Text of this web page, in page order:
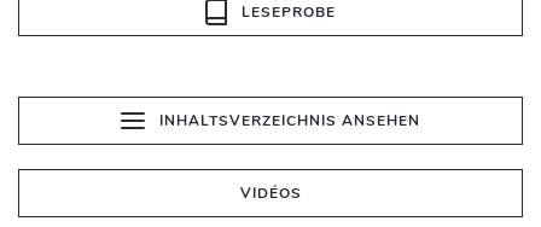
LESEPROBE
INHALTSVERZEICHNIS ANSEHEN
VIDÉOS